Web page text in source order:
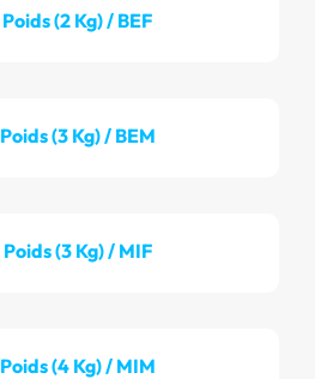
Poids (2 Kg) / BEF
Poids (3 Kg) / BEM
Poids (3 Kg) / MIF
Poids (4 Kg) / MIM